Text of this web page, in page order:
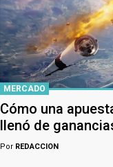
MERCADO
Cómo una
llenó de
Por REDACCION